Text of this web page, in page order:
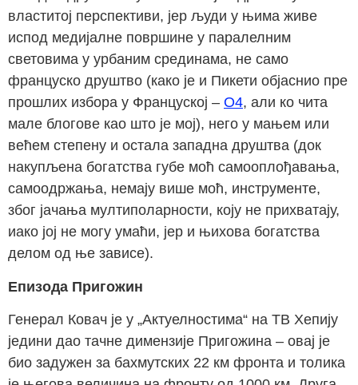
властитој перспективи, јер људи у њима живе
испод медијалне површине у паралелним
световима у урбаним срединама, не само
француско друштво (како је и Пикети објаснио пре
прошлих избора у Француској – О4, али ко чита
мале блогове као што је мој), него у мањем или
већем степену и остала западна друштва (док
накупљена богатства губе моћ самооплођавања,
самоодржања, немају више моћ, инструменте,
због јачања мултиполарности, коју не прихватају,
иако јој не могу умаћи, јер и њихова богатства
делом од ње зависе).
Епизода Пригожин
Генерал Ковач је у „Актуелностима“ на ТВ Хепију
једини дао тачне димензије Пригожина – овај је
био задужен за бахмутских 22 км фронта и толика